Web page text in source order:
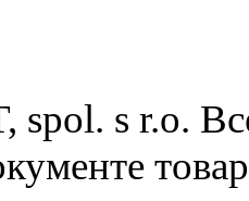
spol. s r.o.